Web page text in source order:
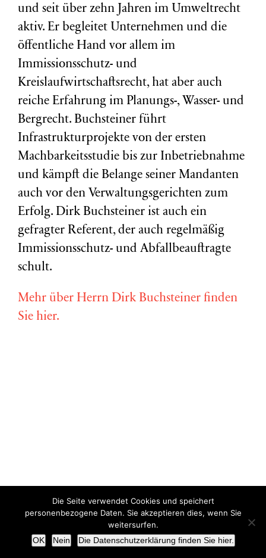
und seit über zehn Jahren im Umweltrecht
aktiv. Er begleitet Unternehmen und die
öffentliche Hand vor allem im
Immissionsschutz- und
Kreislaufwirtschaftsrecht, hat aber auch
reiche Erfahrung im Planungs-, Wasser- und
Bergrecht. Buchsteiner führt
Infrastrukturprojekte von der ersten
Machbarkeitsstudie bis zur Inbetriebnahme
und kämpft die Belange seiner Mandanten
auch vor den Verwaltungsgerichten zum
Erfolg. Dirk Buchsteiner ist auch ein
gefragter Referent, der auch regelmäßig
Immissionsschutz- und Abfallbeauftragte
schult.
Mehr über Herrn Dirk Buchsteiner finden
Sie hier.
Copyright © Miriam Vollmer 2018-2022 |Impressum|Datenschutz
X
Die Seite verwendet Cookies und speichert
personenbezogene Daten. Sie akzeptieren dies, wenn Sie
weitersurfen.
OK
Nein Die Datenschutzerklärung finden Sie hier.